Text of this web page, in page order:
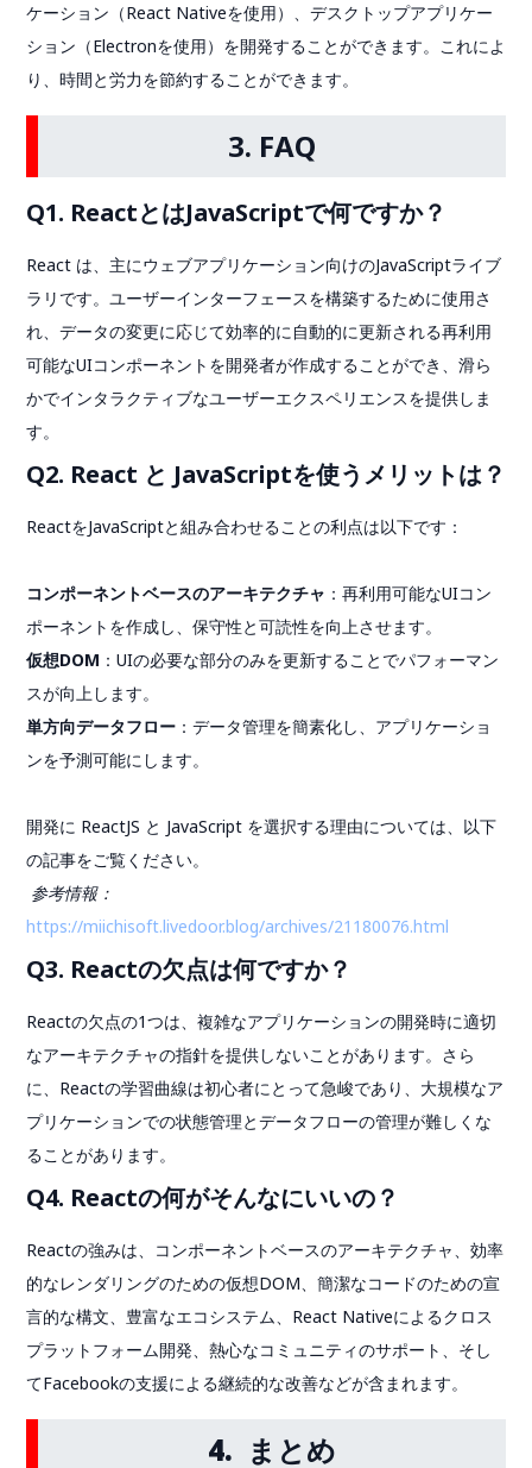
ケーション（React Nativeを使用）、デスクトップアプリケー
ション（Electronを使用）を開発することができます。これによ
り、時間と労力を節約することができます。
3. FAQ
Q1. ReactとはJavaScriptで何ですか？
React は、主にウェブアプリケーション向けのJavaScriptライブ
ラリです。ユーザーインターフェースを構築するために使用さ
れ、データの変更に応じて効率的に自動的に更新される再利用
可能なUIコンポーネントを開発者が作成することができ、滑ら
かでインタラクティブなユーザーエクスペリエンスを提供しま
す。
Q2. React と JavaScriptを使うメリットは？
ReactをJavaScriptと組み合わせることの利点は以下です：
コンポーネントベースのアーキテクチャ ：再利用可能なUIコン
ポーネントを作成し、保守性と可読性を向上させます。
仮想DOM ：UIの必要な部分のみを更新することでパフォーマン
スが向上します。
単方向データフロー ：データ管理を簡素化し、アプリケーショ
ンを予測可能にします。
開発に ReactJS と JavaScript を選択する理由については、以下
の記事をご覧ください。
参考情報：
https://miichisoft.livedoor.blog/archives/21180076.html
Q3. Reactの欠点は何ですか？
Reactの欠点の1つは、複雑なアプリケーションの開発時に適切
なアーキテクチャの指針を提供しないことがあります。さら
に、Reactの学習曲線は初心者にとって急峻であり、大規模なア
プリケーションでの状態管理とデータフローの管理が難しくな
ることがあります。
Q4. Reactの何がそんなにいいの？
Reactの強みは、コンポーネントベースのアーキテクチャ、効率
的なレンダリングのための仮想DOM、簡潔なコードのための宣
言的な構文、豊富なエコシステム、React Nativeによるクロス
プラットフォーム開発、熱心なコミュニティのサポート、そし
てFacebookの支援による継続的な改善などが含まれます。
4. まとめ